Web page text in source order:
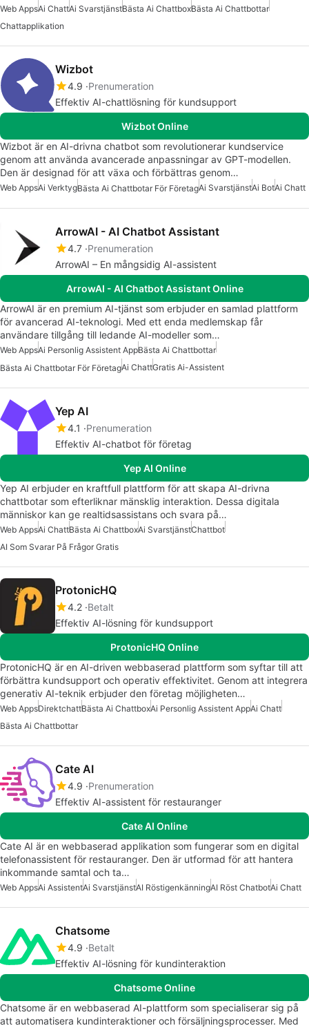
Web AppsAi ChattAi SvarstjänstBästa Ai ChattboxBästa Ai Chattbottar
Chattapplikation
Wizbot
4.9 Prenumeration
Effektiv AI-chattlösning för kundsupport
Wizbot Online
Wizbot är en AI-drivna chatbot som revolutionerar kundservice
genom att använda avancerade anpassningar av GPT-modellen.
Den är designad för att växa och förbättras genom…
Web AppsAi VerktygBästa Ai Chattbotar För FöretagAi SvarstjänstAi BotAi Chatt
ArrowAI - AI Chatbot Assistant
4.7 Prenumeration
ArrowAI – En mångsidig AI-assistent
ArrowAI - AI Chatbot Assistant Online
ArrowAI är en premium AI-tjänst som erbjuder en samlad plattform
för avancerad AI-teknologi. Med ett enda medlemskap får
användare tillgång till ledande AI-modeller som…
Web AppsAi Personlig Assistent AppBästa Ai Chattbottar
Bästa Ai Chattbotar För FöretagAi ChattGratis Ai-Assistent
Yep AI
4.1
Prenumeration
Effektiv AI-chatbot för företag
Yep AI Online
Yep AI erbjuder en kraftfull plattform för att skapa AI-drivna
chattbotar som efterliknar mänsklig interaktion. Dessa digitala
människor kan ge realtidsassistans och svara på…
Web AppsAi ChattBästa Ai ChattboxAi SvarstjänstChattbot
AI Som Svarar På Frågor Gratis
ProtonicHQ
4.2 Betalt
Effektiv AI-lösning för kundsupport
ProtonicHQ Online
ProtonicHQ är en AI-driven webbaserad plattform som syftar till att
förbättra kundsupport och operativ effektivitet. Genom att integrera
generativ AI-teknik erbjuder den företag möjligheten…
Web AppsDirektchattBästa Ai ChattboxAi Personlig Assistent AppAi Chatt
Bästa Ai Chattbottar
Cate AI
4.9 Prenumeration
Effektiv AI-assistent för restauranger
Cate AI Online
Cate AI är en webbaserad applikation som fungerar som en digital
telefonassistent för restauranger. Den är utformad för att hantera
inkommande samtal och ta…
Web AppsAi AssistentAi SvarstjänstAI RöstigenkänningAI Röst ChatbotAi Chatt
Chatsome
4.9 Betalt
Effektiv AI-lösning för kundinteraktion
Chatsome Online
Chatsome är en webbaserad AI-plattform som specialiserar sig på
att automatisera kundinteraktioner och försäljningsprocesser. Med